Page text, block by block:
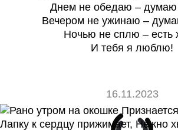
Днем не обедаю – думаю
Вечером не ужинаю –
Ночью не сплю – есть
И тебя я люблю!
16.11.2023